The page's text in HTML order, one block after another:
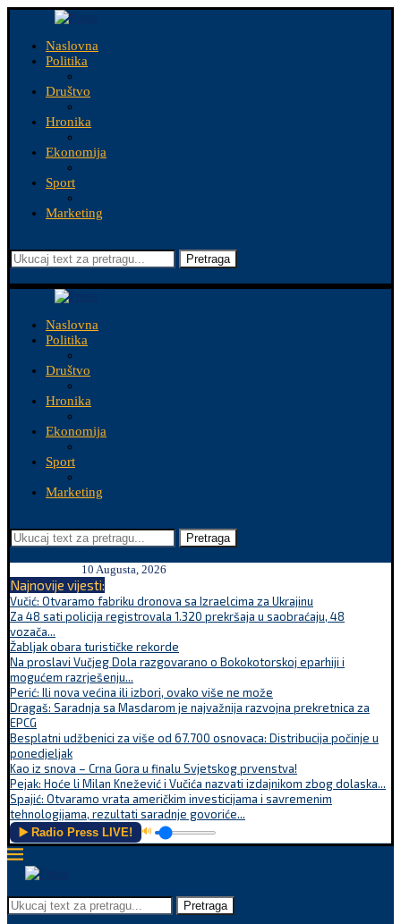
Naslovna
Politika
Društvo
Hronika
Ekonomija
Sport
Marketing
Pretraga
Naslovna
Politika
Društvo
Hronika
Ekonomija
Sport
Marketing
Pretraga
10 Augusta, 2026
Najnovije vijesti:
Vučić: Otvaramo fabriku dronova sa Izraelcima za Ukrajinu
Za 48 sati policija registrovala 1.320 prekršaja u saobraćaju, 48
vozača...
Žabljak obara turističke rekorde
Na proslavi Vučjeg Dola razgovarano o Bokokotorskoj eparhiji i
mogućem razrješenju...
Perić: Ili nova većina ili izbori, ovako više ne može
Dragaš: Saradnja sa Masdarom je najvažnija razvojna prekretnica za
EPCG
Besplatni udžbenici za više od 67.700 osnovaca: Distribucija počinje u
ponedjeljak
Kao iz snova – Crna Gora u finalu Svjetskog prvenstva!
Pejak: Hoće li Milan Knežević i Vučića nazvati izdajnikom zbog dolaska...
Spajić: Otvaramo vrata američkim investicijama i savremenim
tehnologijama, rezultati saradnje govoriće...
▶️ Radio Press LIVE! 🔊
Pretraga